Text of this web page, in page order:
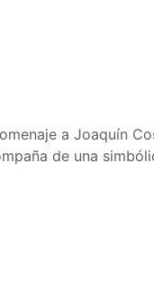
a Joaquín
de una